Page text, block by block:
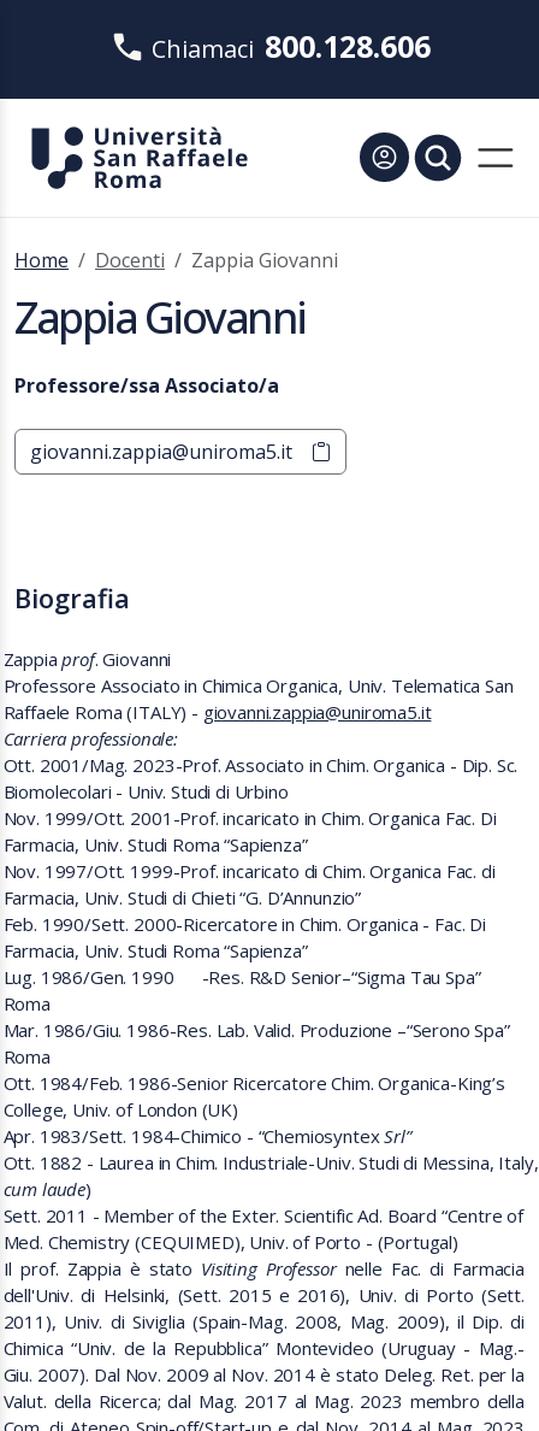
Chiamaci 800.128.606
Home Docenti Zappia Giovanni
Zappia Giovanni
Professore/ssa Associato/a
giovanni.zappia@uniroma5.it
Biografia
Zappiaprof. Giovanni
Professore Associato in Chimica Organica, Univ. Telematica San
Raffaele Roma (ITALY) - giovanni.zappia@uniroma5.it
Carriera professionale:
Ott. 2001/Mag. 2023-Prof. Associato in Chim. Organica - Dip. Sc.
Biomolecolari - Univ. Studi di Urbino
Nov. 1999/Ott. 2001-Prof. incaricato in Chim. Organica Fac. Di
Farmacia, Univ. Studi Roma “Sapienza”
Nov. 1997/Ott. 1999-Prof. incaricato di Chim. Organica Fac. di
Farmacia, Univ. Studi di Chieti “G. D’Annunzio”
Feb. 1990/Sett. 2000-Ricercatore in Chim. Organica - Fac. Di
Farmacia, Univ. Studi Roma “Sapienza”
Lug. 1986/Gen. 1990
-Res. R&D Senior–“Sigma Tau Spa”
Roma
Mar. 1986/Giu. 1986-Res. Lab. Valid. Produzione –“Serono Spa”
Roma
Ott. 1984/Feb. 1986-Senior Ricercatore Chim. Organica-King’s
College, Univ. of London (UK)
Apr. 1983/Sett. 1984-Chimico - “ChemiosyntexSrl”
Ott. 1882 - Laurea in Chim. Industriale-Univ. Studi di Messina, Italy,
cum laude)
Sett. 2011 - Member of the Exter. Scientific Ad. Board “Centre of
Med. Chemistry (CEQUIMED), Univ. of Porto - (Portugal)
Il prof. Zappia è stato Visiting Professornelle Fac. di Farmacia
dell'Univ. di Helsinki, (Sett. 2015 e 2016), Univ. di Porto (Sett.
2011), Univ. di Siviglia (Spain-Mag. 2008, Mag. 2009), il Dip. di
Chimica“Univ. de la Repubblica” Montevideo (Uruguay - Mag.-
Giu. 2007). Dal Nov. 2009 al Nov. 2014 è stato Deleg. Ret. per la
Valut. della Ricerca; dal Mag. 2017 al Mag. 2023 membro della